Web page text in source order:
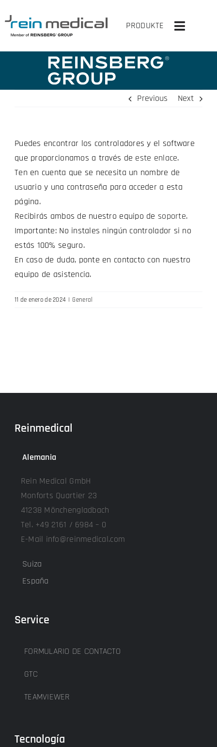
to
content
PRODUKTE
Toggle
INICIO
SOLUCIONES
VIRTUAL OP
LA EMPRESA
Previous Next
Puedes encontrar los controladores y el software
que proporcionamos a través de este enlace.
Ten en cuenta que se necesita un nombre de
usuario y una contraseña para acceder a esta
página.
Recibirás ambos de nuestro equipo de soporte.
Importante: No instales ningún controlador si no
estás 100% seguro.
En caso de duda, ponte en contacto con nuestro
equipo de asistencia.
11 de enero de 2024 | General
Reinmedical
Alemania
Rein Medical GmbH
Monforts Quartier 23
41238 Mönchengladbach
Tel. +49 2161 / 6984 – 0
E-Mail info@reinmedical.com
Suiza
España
Service
FORMULARIO DE CONTACTO
GTC
TEAMVIEWER
Tecnología